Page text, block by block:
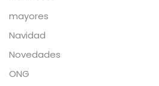
mayores
Navidad
Novedades
ONG